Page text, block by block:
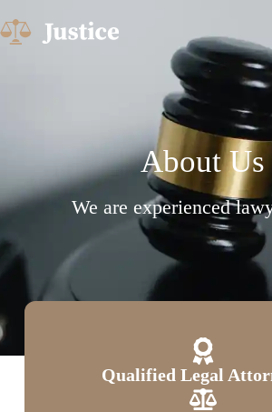
About Us​
We are experienced
Qualified Legal